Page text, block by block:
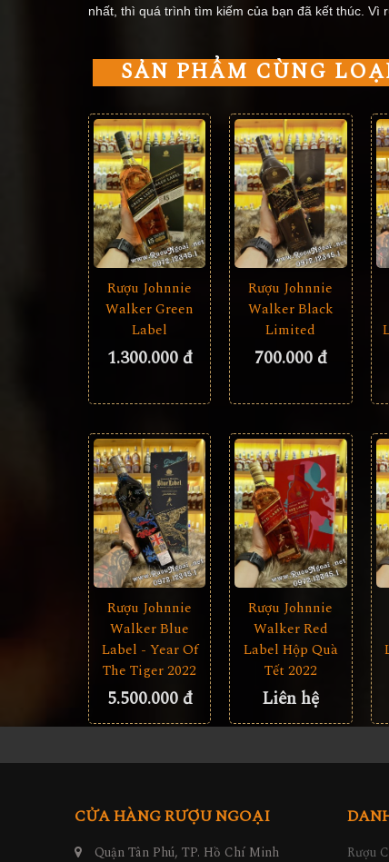
nhất, thì quá trình tìm kiếm của bạn đã kết thúc. Vì
SẢN PHẨM CÙNG
Rượu Johnnie
Walker Green
Label
1.300.000 đ
Rượu Johnnie
Walker Black
Limited
700.000 đ
Rượu Johnnie
Walker Blue
Label - Year Of
The Tiger 2022
5.500.000 đ
Rượu Johnnie
Walker Red
Label Hộp Quà
Tết 2022
Liên hệ
CỬA HÀNG RƯỢU NGOẠI
Quận Tân Phú, TP. Hồ Chí Minh Rượu